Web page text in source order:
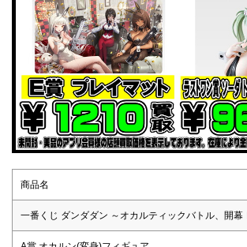
商品名
一番くじ ダンダダン ～オカルティックバトル、開幕